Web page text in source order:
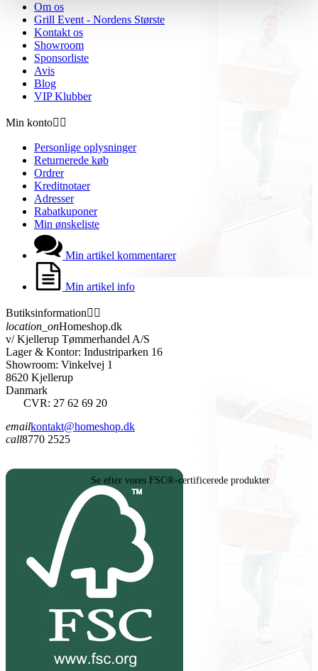
Om os
Grill Event - Nordens Største
Kontakt os
Showroom
Sponsorliste
Avis
Blog
VIP Klubber
Min konto 
Personlige oplysninger
Returnerede køb
Ordrer
Kreditnotaer
Adresser
Rabatkuponer
Min ønskeliste
Min artikel kommentarer
Min artikel info
Butiksinformation 
location_onHomeshop.dk
v/ Kjellerup Tømmerhandel A/S
Lager & Kontor: Industriparken 16
Showroom: Vinkelvej 1
8620 Kjellerup
Danmark
CVR: 27 62 69 20
emailkontakt@homeshop.dk
call8770 2525
Se efter vores FSC®-certificerede produkter